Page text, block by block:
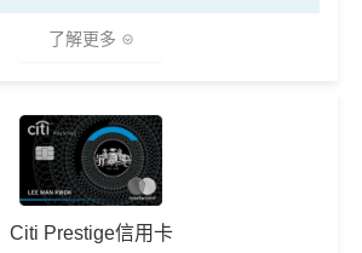
At MrMiles, we strive to keep
provider or specific product’s site. F
in product information, please refer to t
website for the most updated versi
and services are presented witho
this site may be compensated thr
轉賬無回贈
手續費
等電子錢包增值都計迎新，不過要留
金回贈2%
賬現金回贈1%(連 chok PayMe
了解更多
全新客戶迎新
8月4日至2026年8月31日
Citi Prestige信用卡